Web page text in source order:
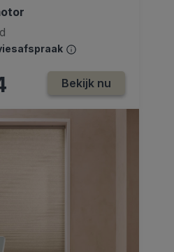
Bekijk nu